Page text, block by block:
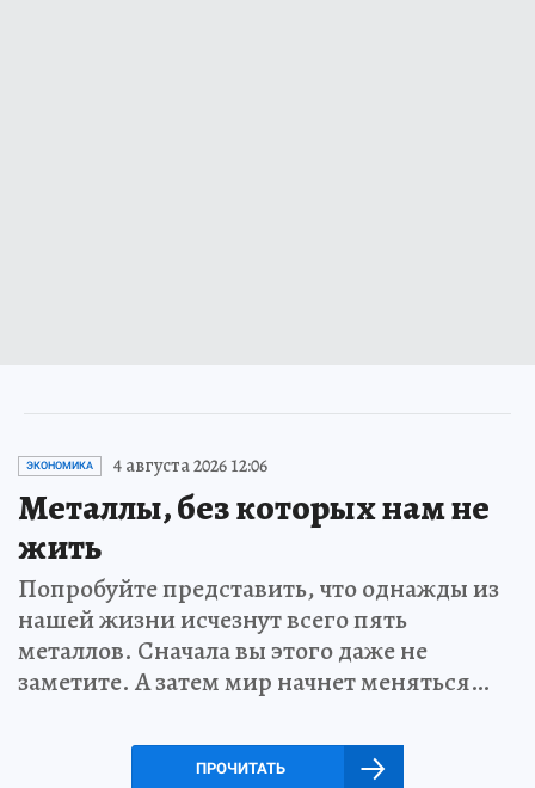
ЭКОНОМИКА 4 августа 2026 12:06
Металлы, без которых нам не
жить
Попробуйте представить, что однажды из
нашей жизни исчезнут всего пять
металлов. Сначала вы этого даже не
заметите. А затем мир начнет меняться…
ПРОЧИТАТЬ